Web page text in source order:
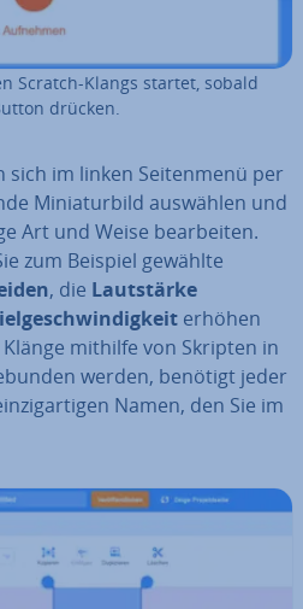
Scratch-Klangs startet, sobald
drücken.
sich im linken Sei­ten­me­nü per
Mi­nia­tur­bild auswählen und
Art und Weise be­ar­bei­ten.
zum Beispiel gewählte
, die Laut­stär­ke
erhöhen
mithilfe von Skripten in
werden, benötigt jeder
Namen, den Sie im